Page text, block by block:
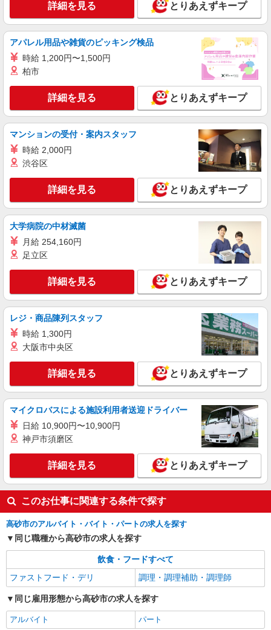
詳細を見る とりあえずキープ
アパレル用品や雑貨のピッキング検品
時給 1,200円〜1,500円
柏市
詳細を見る とりあえずキープ
マンションの受付・案内スタッフ
時給 2,000円
渋谷区
詳細を見る とりあえずキープ
大学病院の中材滅菌
月給 254,160円
足立区
詳細を見る とりあえずキープ
レジ・商品陳列スタッフ
時給 1,300円
大阪市中央区
詳細を見る とりあえずキープ
マイクロバスによる施設利用者送迎ドライバー
日給 10,900円〜10,900円
神戸市須磨区
詳細を見る とりあえずキープ
このお仕事に関連する条件で探す
高砂市のアルバイト・バイト・パートの求人を探す
同じ職種から高砂市の求人を探す
飲食・フードすべて
ファストフード・デリ
調理・調理補助・調理師
同じ雇用形態から高砂市の求人を探す
アルバイト パート